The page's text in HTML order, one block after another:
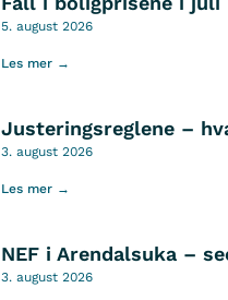
5. august 2026
Les mer →
Justeringsreglene –
3. august 2026
Les mer →
NEF i Arendalsuka –
3. august 2026